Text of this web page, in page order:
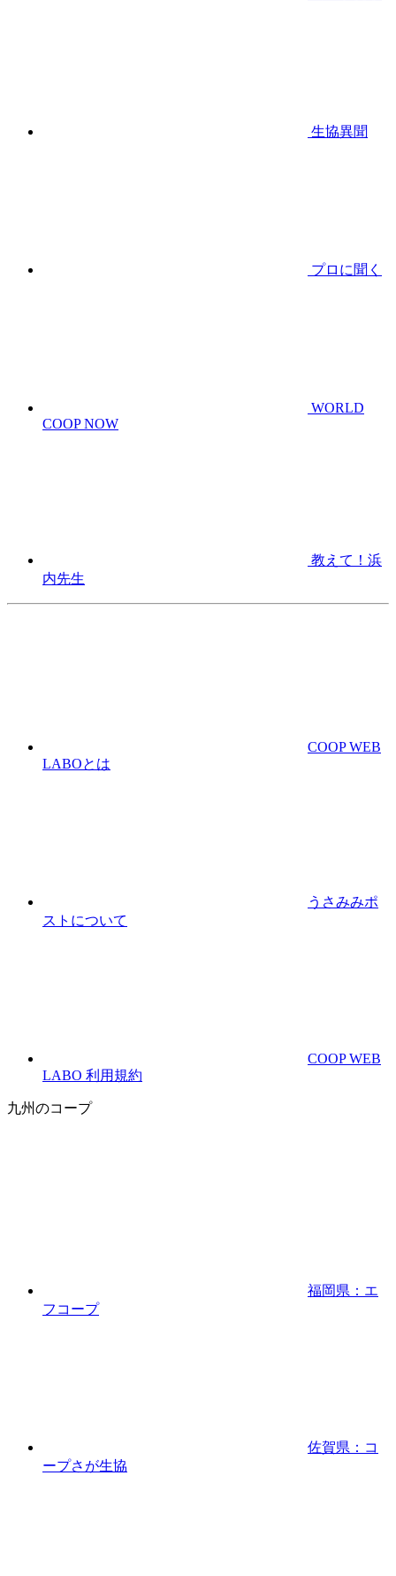
生協異聞
プロに聞く
WORLD
COOP NOW
教えて！浜
内先生
COOP WEB
LABOとは
うさみみポ
ストについて
COOP WEB
LABO 利用規約
九州のコープ
福岡県：エ
フコープ
佐賀県：コ
ープさが生協